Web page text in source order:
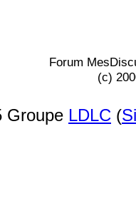
Forum
(c)
Groupe LDLC (